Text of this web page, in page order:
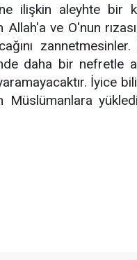
ilişkin aleyhte bir
Allah'a ve O'nun
daha bir nefretle
İyice
Müslümanlara